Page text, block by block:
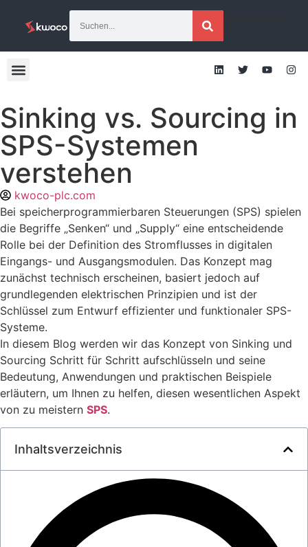
Sinking vs. Sourcing in
SPS-Systemen
verstehen
kwoco-plc.com
Bei speicherprogrammierbaren Steuerungen (SPS) spielen
die Begriffe „Senken“ und „Supply“ eine entscheidende
Rolle bei der Definition des Stromflusses in digitalen
Eingangs- und Ausgangsmodulen. Das Konzept mag
zunächst technisch erscheinen, basiert jedoch auf
grundlegenden elektrischen Prinzipien und ist der
Schlüssel zum Entwurf effizienter und funktionaler SPS-
Systeme.
In diesem Blog werden wir das Konzept von Sinking und
Sourcing Schritt für Schritt aufschlüsseln und seine
Bedeutung, Anwendungen und praktischen Beispiele
erläutern, um Ihnen zu helfen, diesen wesentlichen Aspekt
von zu meistern SPS.
Inhaltsverzeichnis